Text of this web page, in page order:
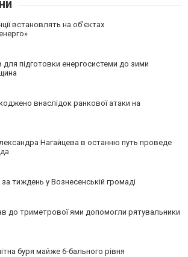
встановлять на об'єктах
підготовки енергосистеми до зими
внаслідок ранкової атаки на
Нагайцева в останню путь проведе
тиждень у Вознесенській громаді
до триметрової ями допомогли рятувальники
буря майже 6-бального рівня